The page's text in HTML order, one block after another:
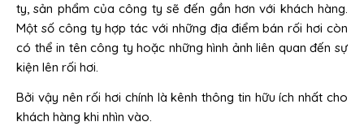
ty, sản phẩm của công ty sẽ đến gần hơn với khách hàng.
Một số công ty hợp tác với những địa điểm bán rối hơi còn
có thể in tên công ty hoặc những hình ảnh liên quan đến sự
kiện lên rối hơi.
Bởi vậy nên rối hơi chính là kênh thông tin hữu ích nhất cho
khách hàng khi nhìn vào.